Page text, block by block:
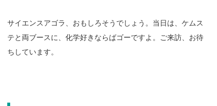
サイエンスアゴラ、おもしろそうでしょう。当日は、ケムス
テと両ブースに、化学好きならばゴーですよ。ご来訪、お待
ちしています。